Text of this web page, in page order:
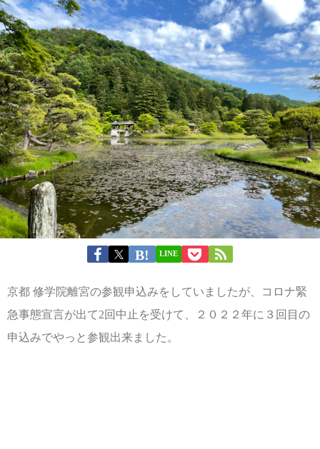
LINE
京都 修学院離宮の参観申込みをしていましたが、コロナ緊
急事態宣言が出て2回中止を受けて、２０２２年に３回目の
申込みでやっと参観出来ました。